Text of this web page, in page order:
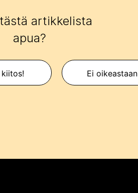
artikkelista
apua?
kiitos! Ei oikeastaan